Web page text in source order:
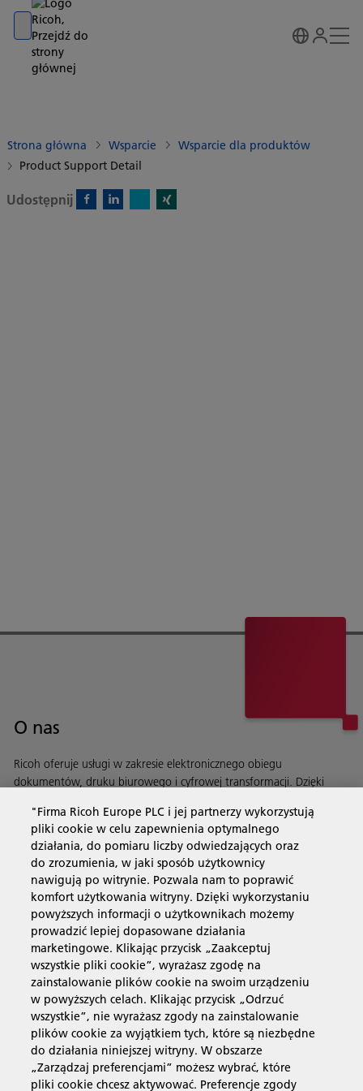
Go to banner
Go to content
Go to footer
Strona główna Wsparcie
Wsparcie dla produktów
Product Support Detail
Udostępnij
O nas
Ricoh oferuje usługi w zakresie elektronicznego obiegu
dokumentów, druku biurowego i cyfrowej transformacji. Dzięki
Dowiedz się więcej o naszej historii i naszych działaniach
Usługi biznesowe
Produkty i usługi
Wsparcie i kontakt
Materiały dodatkowe
"Firma Ricoh Europe PLC i jej partnerzy wykorzystują
pliki cookie w celu zapewnienia optymalnego
działania, do pomiaru liczby odwiedzających oraz
do zrozumienia, w jaki sposób użytkownicy
nawigują po witrynie. Pozwala nam to poprawić
komfort użytkowania witryny. Dzięki wykorzystaniu
powyższych informacji o użytkownikach możemy
prowadzić lepiej dopasowane działania
marketingowe. Klikając przycisk „Zaakceptuj
wszystkie pliki cookie”, wyrażasz zgodę na
zainstalowanie plików cookie na swoim urządzeniu
w powyższych celach. Klikając przycisk „Odrzuć
wszystkie”, nie wyrażasz zgody na zainstalowanie
plików cookie za wyjątkiem tych, które są niezbędne
do działania niniejszej witryny. W obszarze
„Zarządzaj preferencjami” możesz wybrać, które
pliki cookie chcesz aktywować. Preferencje zgody